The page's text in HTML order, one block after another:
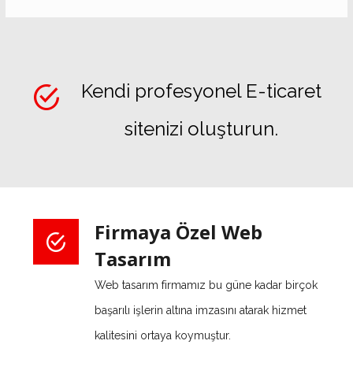
Kendi profesyonel E-ticaret
sitenizi oluşturun.
Firmaya Özel Web
Tasarım
Web tasarım firmamız bu güne kadar birçok
başarılı işlerin altına imzasını atarak hizmet
kalitesini ortaya koymuştur.